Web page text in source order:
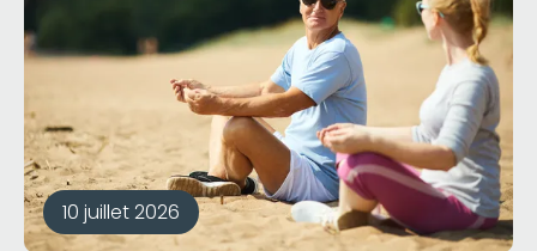
10 juillet 2026